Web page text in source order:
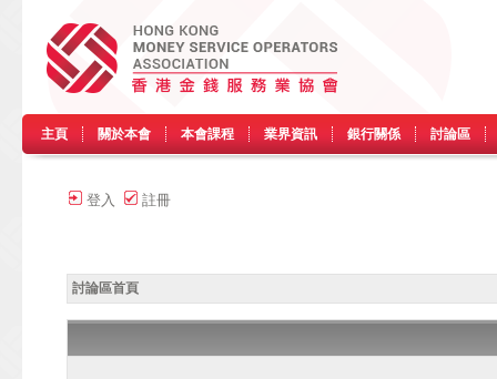
主頁 關於本會 本會課程 業界資訊 銀行關係 討論區
登入 註冊
討論區首頁